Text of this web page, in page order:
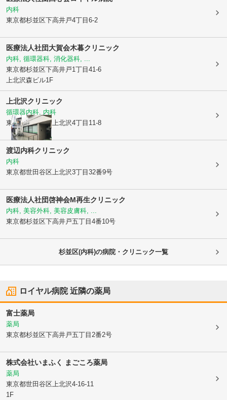
内科
東京都杉並区下高井戸4丁目6-2
医療法人社団大賀会木暮クリニック
内科, 循環器科, 消化器科, ...
東京都杉並区下高井戸1丁目41-6
上北沢森ビル1F
上北沢クリニック
循環器内科, 内科
東京都世田谷区 上北沢4丁目11-8
渡辺内科クリニック
内科
東京都世田谷区 上北沢3丁目32番9号
医療法人社団啓神会M再生クリニック
内科, 美容外科, 美容皮膚科, ...
東京都杉並区下高井戸五丁目4番10号
杉並区(内科)の病院・クリニック一覧
ロイヤル病院近隣の薬局
富士薬局
薬局
東京都杉並区下高井戸五丁目2番2号
株式会社いまふく まごころ薬局
薬局
東京都世田谷区 上北沢4-16-11
1F